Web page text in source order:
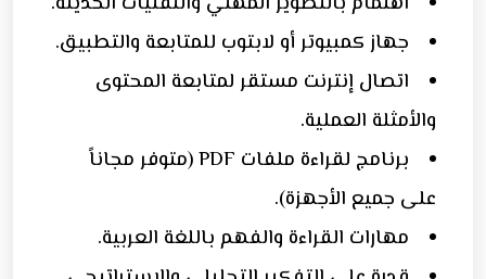
جهاز كمبيوتر أو لابتوب للمتابعة والتطبيق.
اتصال إنترنت مستقر لمتابعة المحتوى
والأمثلة العملية.
برنامج لقراءة ملفات PDF (متوفر مجاناً
على جميع الأجهزة).
مهارات القراءة والفهم باللغة العربية.